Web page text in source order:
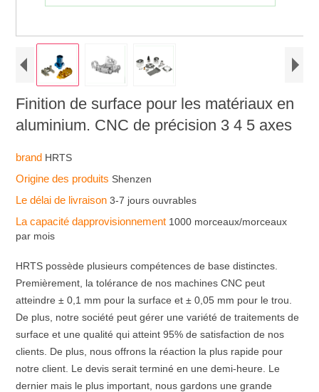
Finition de surface pour les matériaux en
aluminium. CNC de précision 3 4 5 axes
brand HRTS
Origine des produits Shenzen
Le délai de livraison3-7 jours ouvrables
La capacité dapprovisionnement 1000 morceaux/morceaux
par mois
HRTS possède plusieurs compétences de base distinctes.
Premièrement, la tolérance de nos machines CNC peut
atteindre ± 0,1 mm pour la surface et ± 0,05 mm pour le trou.
De plus, notre société peut gérer une variété de traitements de
surface et une qualité qui atteint 95% de satisfaction de nos
clients. De plus, nous offrons la réaction la plus rapide pour
notre client. Le devis serait terminé en une demi-heure. Le
dernier mais le plus important, nous gardons une grande